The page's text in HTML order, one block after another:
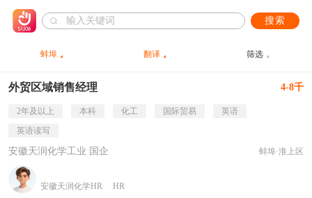
搜索
蚌埠 翻译 筛选
外贸区域销售经理 4-8千
2年及以上 本科 化工 国际贸易
英语
英语读写
安徽天润化学工业 国企 蚌埠·淮上区
安徽天润化学HR HR